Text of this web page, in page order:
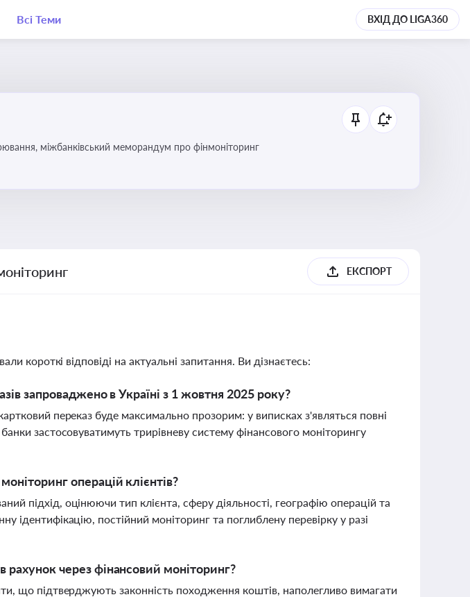
Всі Теми ВХІД ДО LIGA360
міжбанківський меморандум про фінмоніторинг
ЕКСПОРТ
короткі відповіді на актуальні запитання. Ви дізнаєтесь:
запроваджено в Україні з 1 жовтня 2025 року?
переказ буде максимально прозорим: у виписках з'являться повні
застосовуватимуть трирівневу систему фінансового моніторингу
операцій клієнтів?
підхід, оцінюючи тип клієнта, сферу діяльності, географію операцій та
ідентифікацію, постійний моніторинг та поглиблену перевірку у разі
через фінансовий моніторинг?
що підтверджують законність походження коштів, наполегливо вимагати